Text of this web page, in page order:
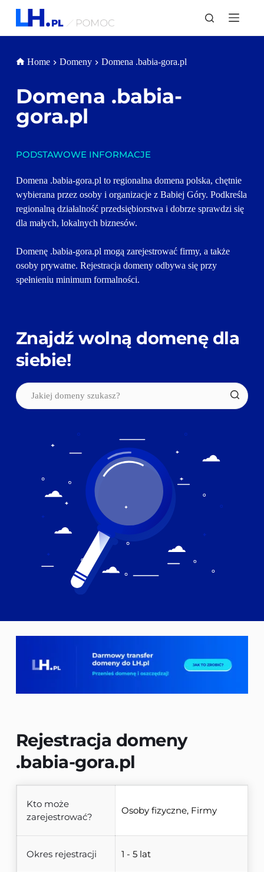
P
d
Home Domeny Domena .babia-gora.pl
Domena .babia-
gora.pl
PODSTAWOWE INFORMACJE
Domena .babia-gora.pl to regionalna domena polska, chętnie
wybierana przez osoby i organizacje z Babiej Góry. Podkreśla
regionalną działalność przedsiębiorstwa i dobrze sprawdzi się
dla małych, lokalnych biznesów.
Domenę .babia-gora.pl mogą zarejestrować firmy, a także
osoby prywatne. Rejestracja domeny odbywa się przy
spełnieniu minimum formalności.
Znajdź wolną domenę dla
siebie!
Rejestracja domeny
.babia-gora.pl
Kto może
zarejestrować?
Osoby fizyczne, Firmy
Okres rejestracji 1 - 5 lat